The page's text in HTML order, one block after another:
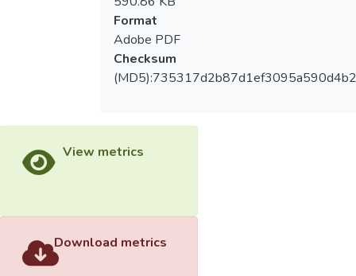
Format
Adobe PDF
Checksum
View metrics
Download metrics